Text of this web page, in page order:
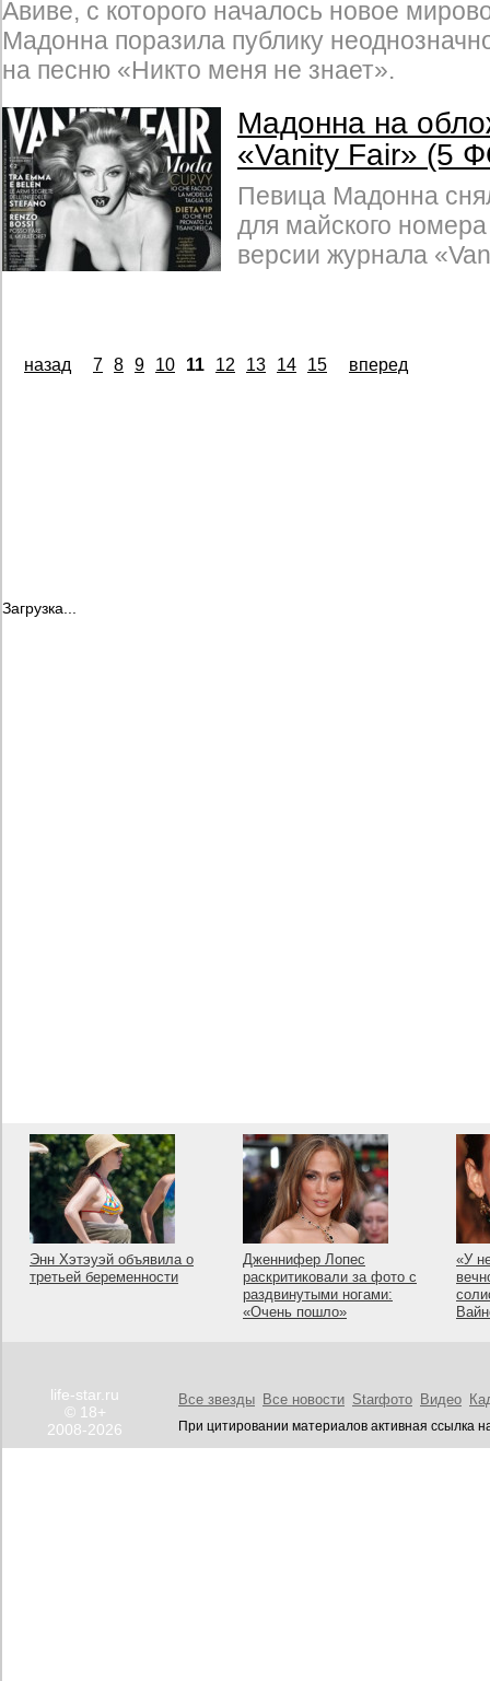
Авиве, с которого началось новое
Мадонна поразила публику
на песню «Никто меня не знает».
Мадонна на
«Vanity Fair» (5
Певица Мадонна
для майского
версии журнала
назад 7 8 9 10 11 12 13 14 15 вперед
Загрузка...
Энн Хэтэуэй объявила о
третьей беременности
Дженнифер Лопес
раскритиковали за фото с
раздвинутыми ногами:
«Очень пошло»
«У
life-star.ru
© 18+
2008-2026
Все звезды Все новости Starфото Видео
При цитировании материалов активная ссылка